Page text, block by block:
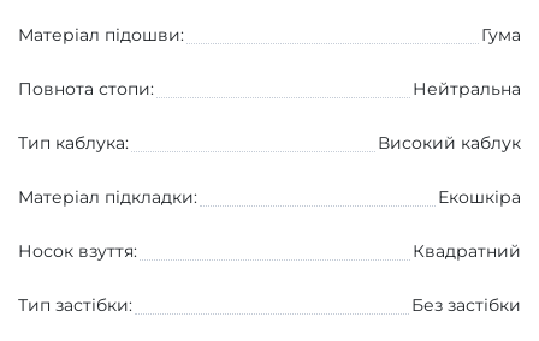
Матеріал підошви: Гума
Повнота стопи: Нейтральна
Тип каблука: Високий каблук
Матеріал підкладки: Екошкіра
Носок взуття: Квадратний
Тип застібки: Без застібки